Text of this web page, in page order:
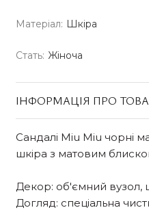
Матеріал: Шкіра
Стать: Жіноча
ІНФОРМАЦІЯ ПРО
Сандалі Miu Miu чорні
шкіра з матовим
Декор: об'ємний вузол,
Догляд: спеціальна